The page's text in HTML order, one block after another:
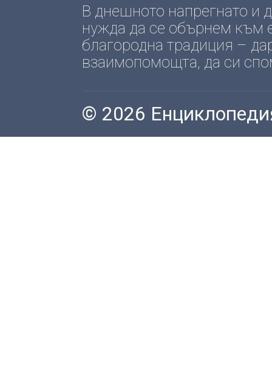
В днешното напрегнато
нужда да се обърнем към
благородна традиция –
взаимопомощта, да си
© 2026